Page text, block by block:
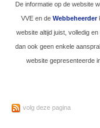
De informatie op de website
VVE en de Webbeheerder
website altijd juist, volledig
dan ook geen enkele
website gepresenteerde
volg deze pagina